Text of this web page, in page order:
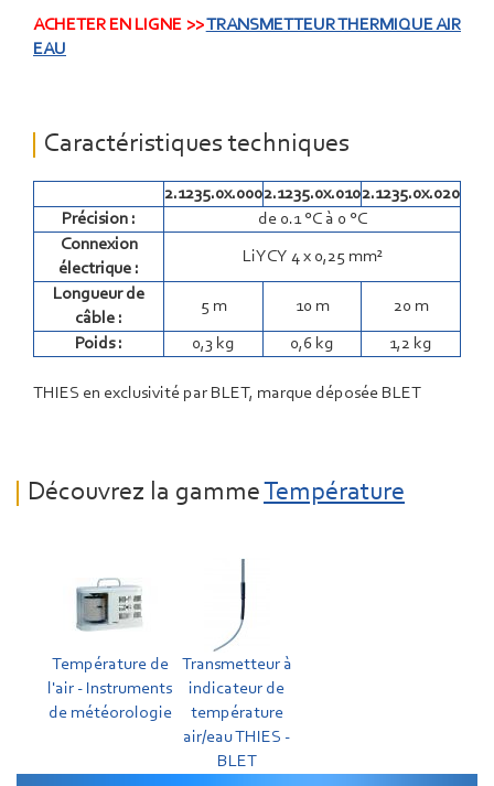
ACHETER EN LIGNE >>TRANSMETTEUR THERMIQUE AIR
EAU
Caractéristiques techniques
2.1235.0x.0002.1235.0x.0102.1235.0x.020
Précision :
de 0.1 °C à 0 °C
Connexion
électrique :
LiYCY 4 x 0,25 mm²
Longueur de
câble :
5 m 10 m 20 m
Poids : 0,3 kg 0,6 kg 1,2 kg
THIES en exclusivité par BLET, marque déposée BLET
Découvrez la gammeTempérature
Température de
l'air - Instruments
de météorologie
Transmetteur à
indicateur de
température
air/eau THIES -
BLET